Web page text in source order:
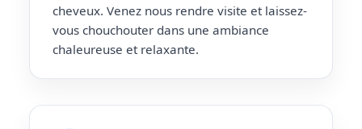
cheveux. Venez nous rendre visite et laissez-
vous chouchouter dans une ambiance
chaleureuse et relaxante.